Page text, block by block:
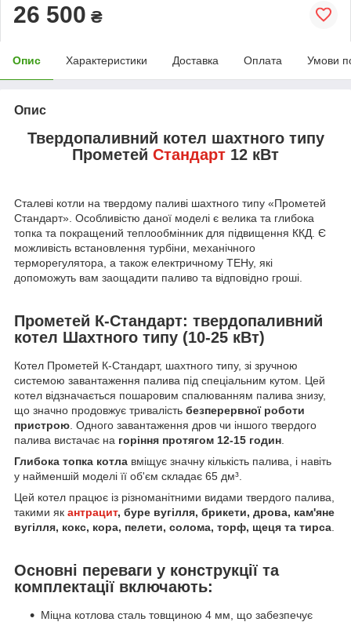
26 500 ₴
Опис Характеристики Доставка Оплата Умови
Опис
Твердопаливний котел шахтного типу
Прометей Стандарт 12 кВт
Сталеві котли на твердому паливі шахтного типу «Прометей
Стандарт». Особливістю даної моделі є велика та глибока
топка та покращений теплообмінник для підвищення ККД. Є
можливість встановлення турбіни, механічного
терморегулятора, а також електричному ТЕНу, які
допоможуть вам заощадити паливо та відповідно гроші.
Прометей К-Стандарт: твердопаливний
котел Шахтного типу (10-25 кВт)
Котел Прометей К-Стандарт, шахтного типу, зі зручною
системою завантаження палива під спеціальним кутом. Цей
котел відзначається пошаровим спалюванням палива знизу,
що значно продовжує тривалість безперервної роботи
пристрою . Одного завантаження дров чи іншого твердого
палива вистачає на горіння протягом 12-15 годин
Глибока топка котла вміщує значну кількість палива, і навіть
у найменшій моделі її об'єм складає 65 дм³.
Цей котел працює із різноманітними видами твердого палива,
такими як антрацит, буре вугілля, брикети, дрова, кам'яне
вугілля, кокс, кора, пелети, солома, торф, щеця та тирса
Основні переваги у конструкції та
комплектації включають:
Міцна котлова сталь товщиною 4 мм, що забезпечує